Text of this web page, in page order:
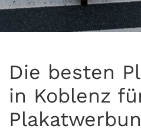
Die besten
in Koblenz